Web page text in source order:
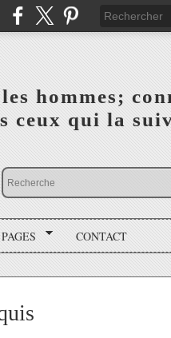
hommes;
ceux qui la
PAGES CONTACT